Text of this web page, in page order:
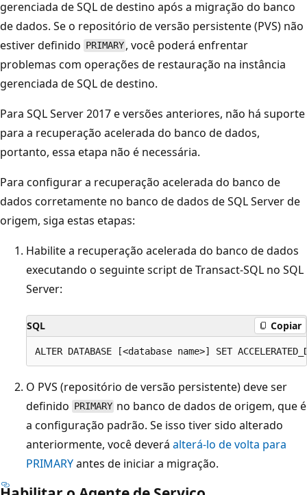
gerenciada de SQL de destino após a migração do banco
de dados. Se o repositório de versão persistente (PVS) não
estiver definido
PRIMARY , você poderá enfrentar
problemas com operações de restauração na instância
gerenciada de SQL de destino.
Para SQL Server 2017 e versões anteriores, não há suporte
para a recuperação acelerada do banco de dados,
portanto, essa etapa não é necessária.
Para configurar a recuperação acelerada do banco de
dados corretamente no banco de dados de SQL Server de
origem, siga estas etapas:
Habilite a recuperação acelerada do banco de dados
executando o seguinte script de Transact-SQL no SQL
Server:
SQL Copiar
O PVS (repositório de versão persistente) deve ser
definido
PRIMARY no banco de dados de origem, que é
a configuração padrão. Se isso tiver sido alterado
anteriormente, você deverá alterá-lo de volta para
PRIMARYantes de iniciar a migração.